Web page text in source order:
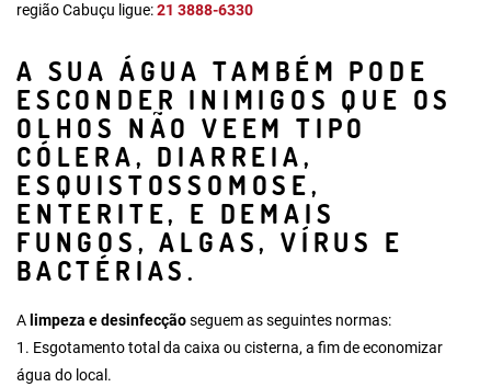
região Cabuçu ligue:21 3888-6330
A SUA ÁGUA TAMBÉM PODE
ESCONDER INIMIGOS QUE OS
OLHOS NÃO VEEM TIPO
CÓLERA, DIARREIA,
ESQUISTOSSOMOSE,
ENTERITE, E DEMAIS
FUNGOS, ALGAS, VÍRUS E
BACTÉRIAS.
A limpeza e desinfecçãoseguem as seguintes normas:
1. Esgotamento total da caixa ou cisterna, a fim de economizar
água do local.